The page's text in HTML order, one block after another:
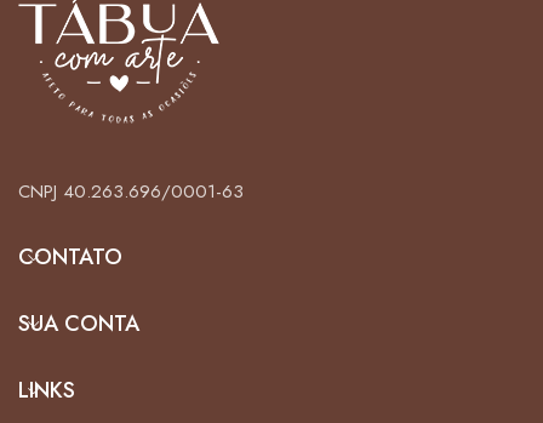
CNPJ 40.263.696/0001-63
CONTATO
SUA CONTA
LINKS